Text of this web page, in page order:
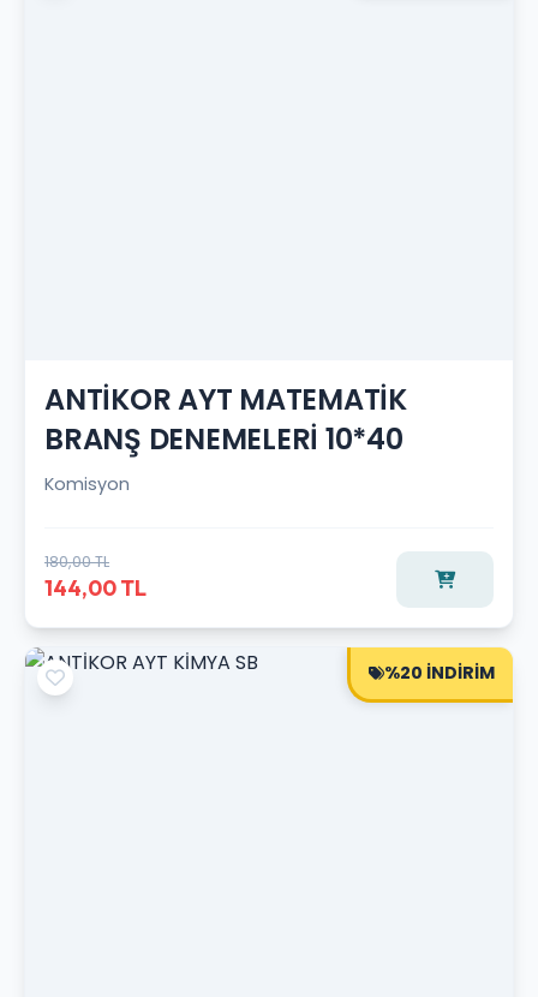
ANTİKOR AYT MATEMATİK
BRANŞ DENEMELERİ 10*40
Komisyon
180,00 TL
144,00 TL
%20 İNDİRİM